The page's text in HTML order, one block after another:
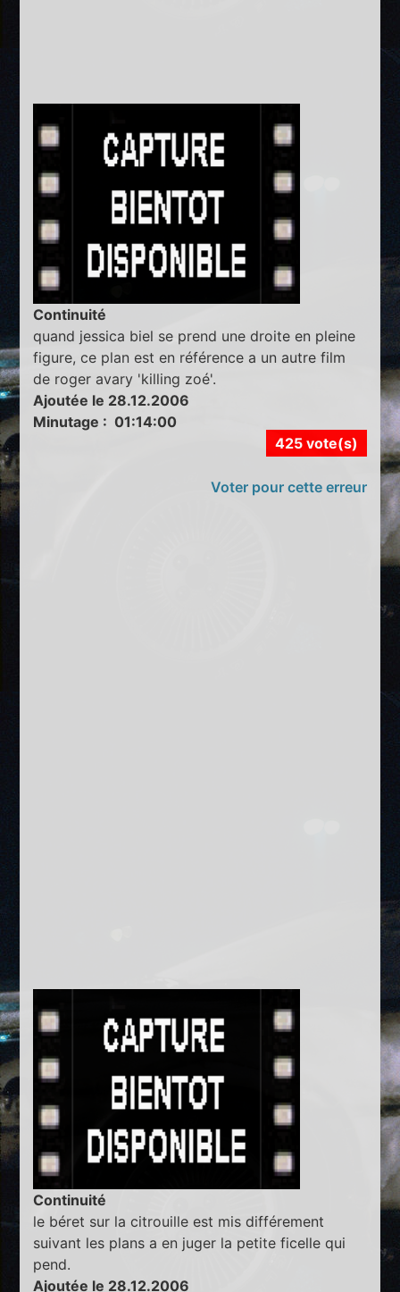
Continuité
quand jessica biel se prend une droite en pleine
figure, ce plan est en référence a un autre film
de roger avary 'killing zoé'.
Ajoutée le 28.12.2006
Minutage : 01:14:00
425 vote(s)
Voter pour cette erreur
Continuité
le béret sur la citrouille est mis différement
suivant les plans a en juger la petite ficelle qui
pend.
Ajoutée le 28.12.2006